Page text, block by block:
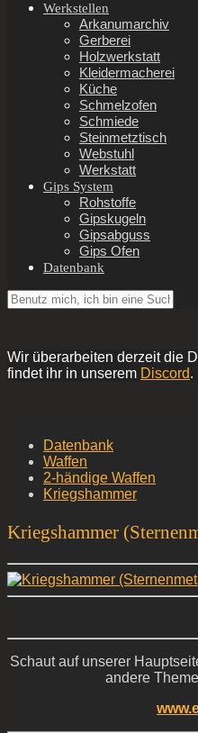
Werkstellen
Arkanumarchiv
Gerberei
Holzwerkstatt
Kleidermacherei
Küche
Schmelzofen
Schmiede
Steinmetztisch
Webstuhl
Werkstatt
Gips System
Rohstoffe
Gipskugeln
Gipsabguss
Gips Ofen
Datenbank
Wir überarbeiten derzeit die
findet ihr in unserem Discord.
Datenbank
Waffen
2-händige Waffen
Kriegshammer
Kriegshammer
Schaut auf unserer
andere